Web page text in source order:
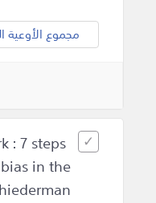
مجموع الأوعية
: 7 steps
in the